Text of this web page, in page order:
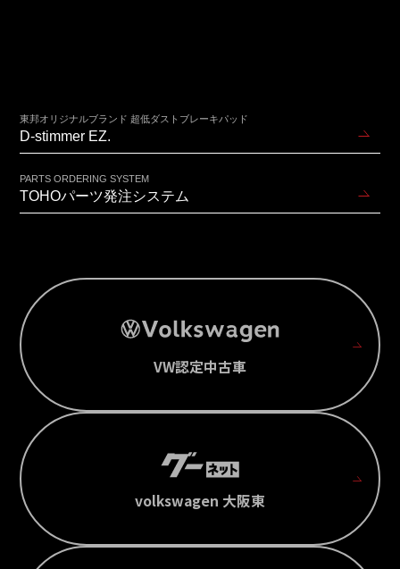
東邦オリジナルブランド 超低ダストブレーキパッド
D-stimmer EZ.
PARTS ORDERING SYSTEM
TOHOパーツ発注システム
VW認定中古車
volkswagen 大阪東